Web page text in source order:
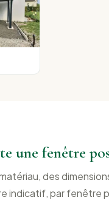
une fenêtre
des
indicatif, par fenêtre